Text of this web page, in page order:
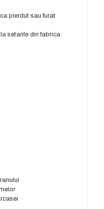
pierdut sau furat
setarile din fabrica